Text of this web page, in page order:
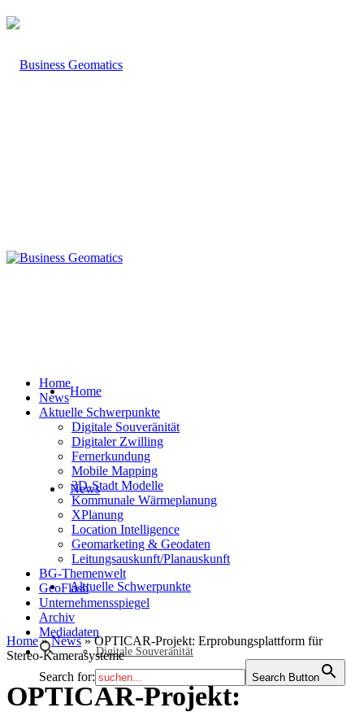
Home
News
Aktuelle Schwerpunkte
Digitale Souveränität
Home
News
Aktuelle Schwerpunkte
Digitale Souveränität
Digitaler Zwilling
Fernerkundung
Mobile Mapping
3D-Stadt Modelle
Kommunale Wärmeplanung
XPlanung
Location Intelligence
Geomarketing & Geodaten
Leitungsauskunft/Planauskunft
BG-Themenwelt
GeoFlash
Unternehmensspiegel
Archiv
Mediadaten
Search for: Search Button
Home»News»OPTICAR-Projekt: Erprobungsplattform für
Stereo-Kamerasysteme
OPTICAR-Projekt: